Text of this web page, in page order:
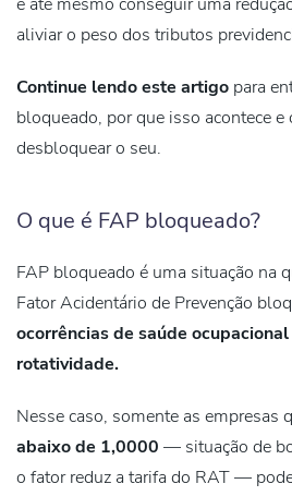
aliviar o peso dos tributos
Continue lendo este artigo para
bloqueado, por que isso acontece e
desbloquear o seu.
O que é FAP bloqueado?
FAP bloqueado é uma situação na
Fator Acidentário de Prevenção
ocorrências de saúde
rotatividade.
Nesse caso, somente as empresas
abaixo de 1,0000 — situação de
o fator reduz a tarifa do RAT —